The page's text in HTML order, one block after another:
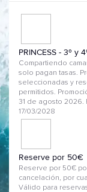
PRINCESS - 3º y
Compartiendo
solo pagan tasas.
seleccionadas y
permitidos.
31 de agosto 2026.
17/03/2028
Reserve por 50€
Reserve por 50€
cancelación, por
Válido para